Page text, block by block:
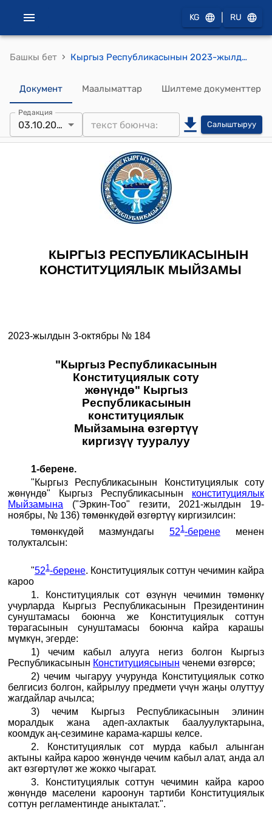
KG RU
Башкы бет › Кыргыз Республикасынын 2023-жылдын 3-октябрындагы № 184 "Кыргыз Республикасынын Конституциялык соту жөнүндө" Кыргыз Республикасынын конституциялык Мыйзамына өзгөртүү киргизүү тууралуу" Конституциялык Мыйзамы
Документ Маалыматтар Шилтеме документтер
Редакция
03.10.2023 Салыштыруу